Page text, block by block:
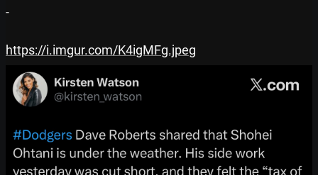
-
https://i.imgur.com/K4igMFg.jpeg